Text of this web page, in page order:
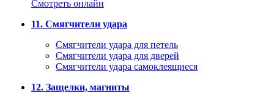
Смотреть онлайн
11. Смягчители удара
Смягчители удара для петель
Смягчители удара для дверей
Cмягчители удара самоклеящиеся
12. Защелки, магниты